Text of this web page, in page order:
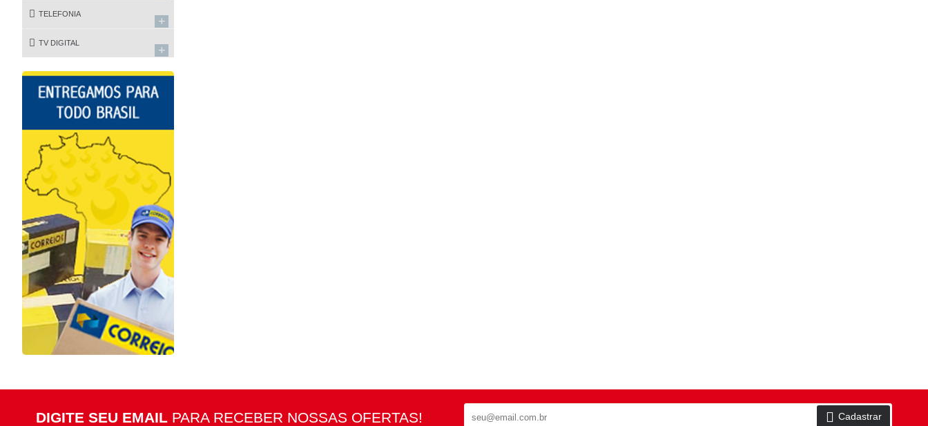
TELEFONIA
+
TV DIGITAL
+
DIGITE SEU EMAIL PARA RECEBER NOSSAS OFERTAS! Cadastrar